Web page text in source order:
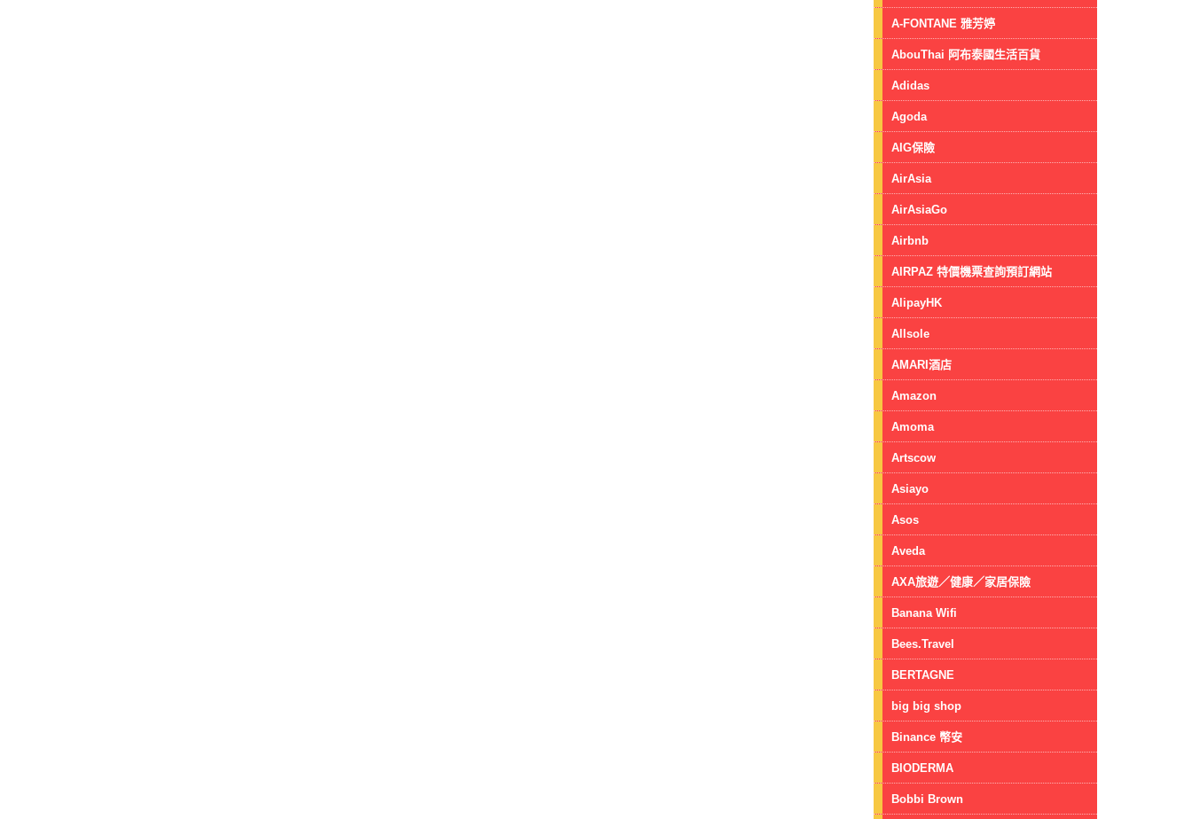
A-FONTANE 雅芳婷
AbouThai 阿布泰國生活百貨
Adidas
Agoda
AIG保險
AirAsia
AirAsiaGo
Airbnb
AIRPAZ 特價機票查詢預訂網站
AlipayHK
Allsole
AMARI酒店
Amazon
Amoma
Artscow
Asiayo
Asos
Aveda
AXA旅遊／健康／家居保險
Banana Wifi
Bees.Travel
BERTAGNE
big big shop
Binance 幣安
BIODERMA
Bobbi Brown